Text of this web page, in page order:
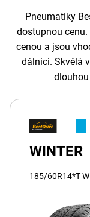
Pneumatiky
dostupnou
cenou a jsou
dálnici. Skvělá
WINTER
185/60R14*T